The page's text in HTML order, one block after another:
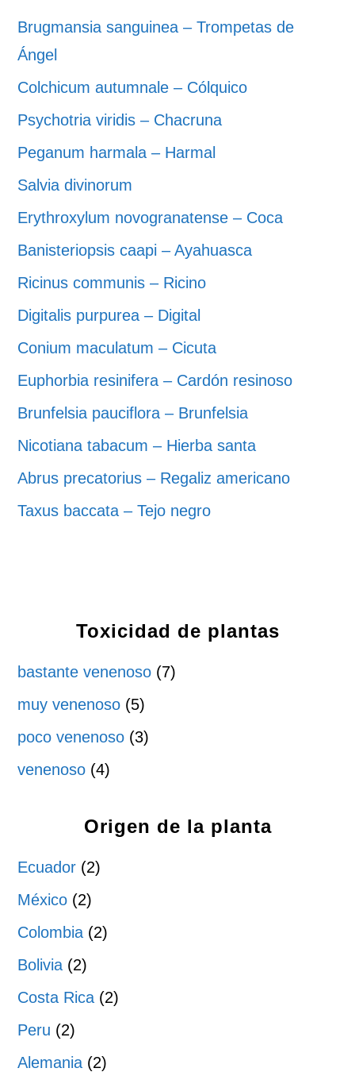
Brugmansia sanguinea – Trompetas de
Ángel
Colchicum autumnale – Cólquico
Psychotria viridis – Chacruna
Peganum harmala – Harmal
Salvia divinorum
Erythroxylum novogranatense – Coca
Banisteriopsis caapi – Ayahuasca
Ricinus communis – Ricino
Digitalis purpurea – Digital
Conium maculatum – Cicuta
Euphorbia resinifera – Cardón resinoso
Brunfelsia pauciflora – Brunfelsia
Nicotiana tabacum – Hierba santa
Abrus precatorius – Regaliz americano
Taxus baccata – Tejo negro
Toxicidad de plantas
bastante venenoso (7)
muy venenoso (5)
poco venenoso (3)
venenoso (4)
Origen de la planta
Ecuador (2)
México (2)
Colombia (2)
Bolivia (2)
Costa Rica (2)
Peru (2)
Alemania (2)